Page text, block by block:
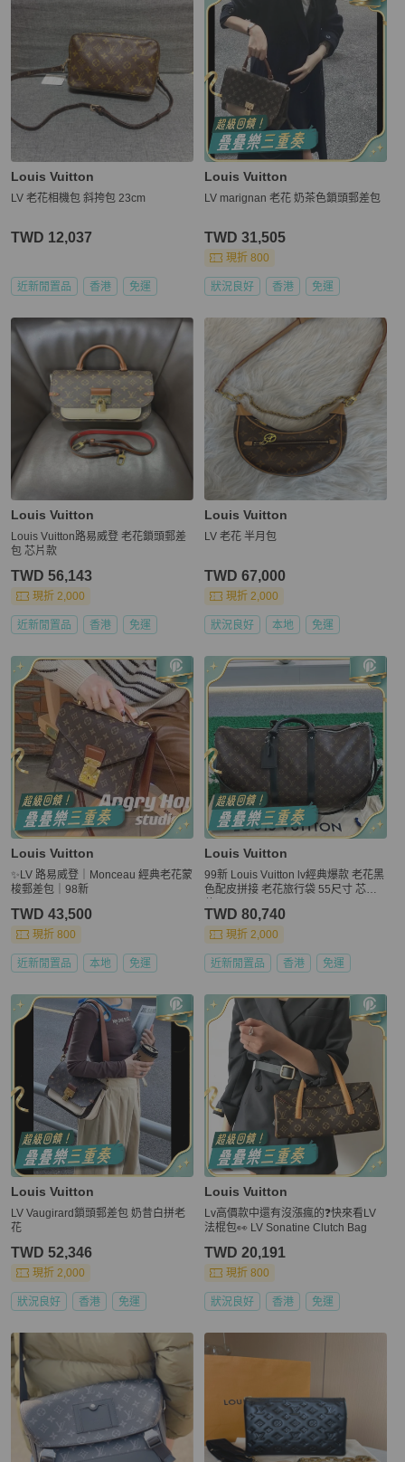
Louis Vuitton
LV 老花相機包 斜挎包 23cm
TWD 12,037
近新閒置品 香港 免運
Louis Vuitton
LV marignan 老花 奶茶色鎖頭郵差包
TWD 31,505
現折 800
狀況良好 香港 免運
Louis Vuitton
Louis Vuitton路易威登 老花鎖頭郵差
包 芯片款
TWD 56,143
現折 2,000
近新閒置品 香港 免運
Louis Vuitton
LV 老花 半月包
TWD 67,000
現折 2,000
狀況良好 本地 免運
Louis Vuitton
✨LV 路易威登｜Monceau 經典老花蒙
梭郵差包｜98新
TWD 43,500
現折 800
近新閒置品 本地 免運
Louis Vuitton
99新 Louis Vuitton lv經典爆款 老花黑
色配皮拼接 老花旅行袋 55尺寸 芯片
TWD 80,740
現折 2,000
近新閒置品 香港 免運
Louis Vuitton
LV Vaugirard鎖頭郵差包 奶昔白拼老
花
TWD 52,346
現折 2,000
狀況良好 香港 免運
Louis Vuitton
Lv高價款中還有沒漲瘋的❓快來看LV
法棍包👀 LV Sonatine Clutch Bag
TWD 20,191
現折 800
狀況良好 香港 免運